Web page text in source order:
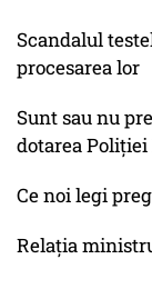
Scandalul
procesarea lor
Sunt sau nu
dotarea Poliției
Ce noi legi
Relația